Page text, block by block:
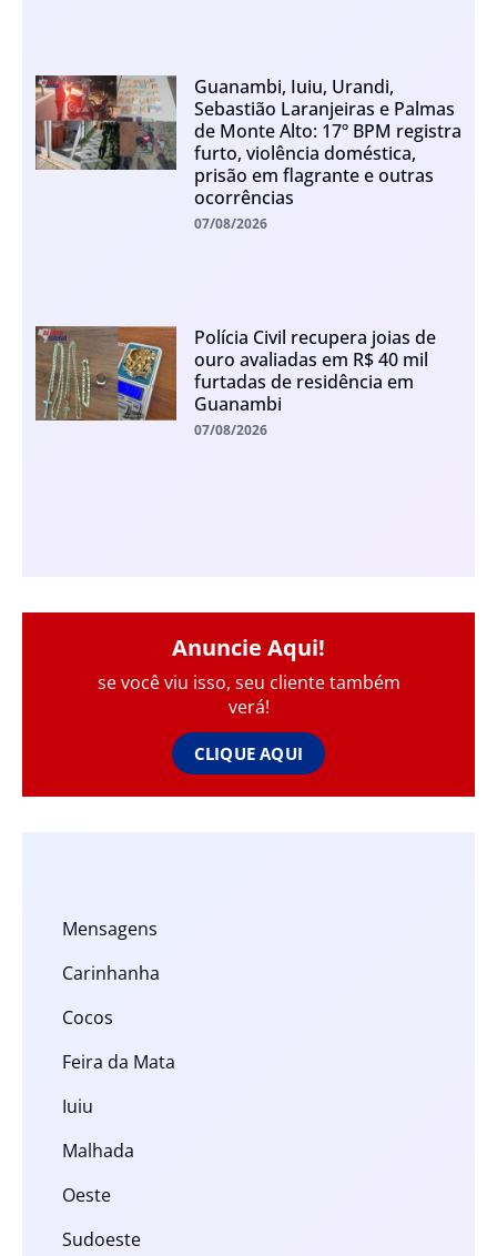
Guanambi, Iuiu, Urandi,
Sebastião Laranjeiras e Palmas
de Monte Alto: 17º BPM registra
furto, violência doméstica,
prisão em flagrante e outras
ocorrências
07/08/2026
Polícia Civil recupera joias de
ouro avaliadas em R$ 40 mil
furtadas de residência em
Guanambi
07/08/2026
Anuncie Aqui!
se você viu isso, seu cliente também
verá!
CLIQUE AQUI
Mensagens
Carinhanha
Cocos
Feira da Mata
Iuiu
Malhada
Oeste
Sudoeste